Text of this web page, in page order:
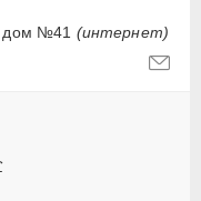
дом №41 (интернет)